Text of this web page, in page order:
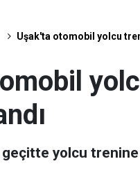
Uşak'ta otomobil yolcu
yolcu